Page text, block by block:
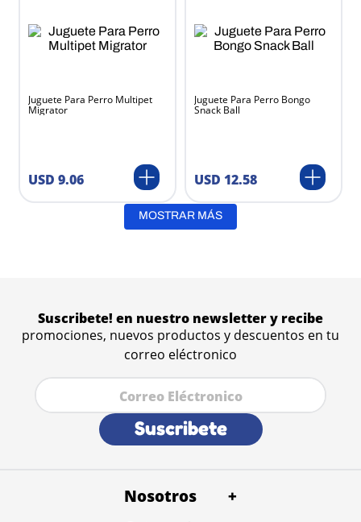
Juguete Para Perro Multipet
Migrator
USD 9.06
Juguete Para Perro Bongo
Snack Ball
USD 12.58
MOSTRAR MÁS
Suscribete! en nuestro newsletter y recibe
promociones, nuevos productos y descuentos en tu
correo eléctronico
Suscribete
Nosotros
+